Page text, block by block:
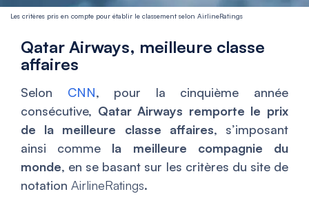
Les critères pris en compte pour établir le classement selon AirlineRatings
Qatar Airways, meilleure classe
affaires
Selon CNN, pour la cinquième année
consécutive, Qatar Airways remporte le prix
de la meilleure classe affaires, s’imposant
ainsi comme la meilleure compagnie du
monde, en se basant sur les critères du site de
notation AirlineRatings.